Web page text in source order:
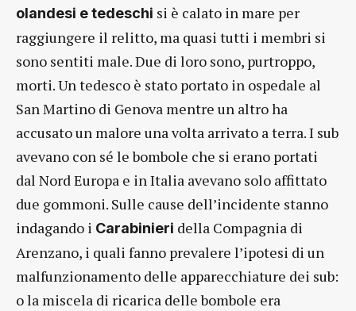
olandesi e tedeschi si è calato in mare per
raggiungere il relitto, ma quasi tutti i membri si
sono sentiti male. Due di loro sono, purtroppo,
morti. Un tedesco è stato portato in ospedale al
San Martino di Genova mentre un altro ha
accusato un malore una volta arrivato a terra. I sub
avevano con sé le bombole che si erano portati
dal Nord Europa e in Italia avevano solo affittato
due gommoni. Sulle cause dell’incidente stanno
indagando i Carabinieri della Compagnia di
Arenzano, i quali fanno prevalere l’ipotesi di un
malfunzionamento delle apparecchiature dei sub:
o la miscela di ricarica delle bombole era